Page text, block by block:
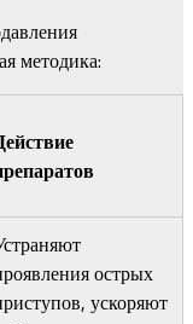
методика:
острых
ускоряют